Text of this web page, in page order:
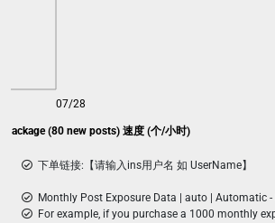
(80 new posts) 速度 (个/小时)
07/28
下单链接:【请输入ins用户名 如 UserName】
Monthly Post Exposure Data | auto | Automatic -
For example, if you purchase a 1000 monthly